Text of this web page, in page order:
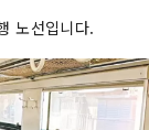
노선입니다.